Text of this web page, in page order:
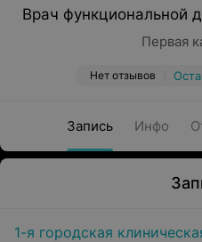
Врач функциональной
Первая
Нет отзывов
Запись Инфо
1-я городская